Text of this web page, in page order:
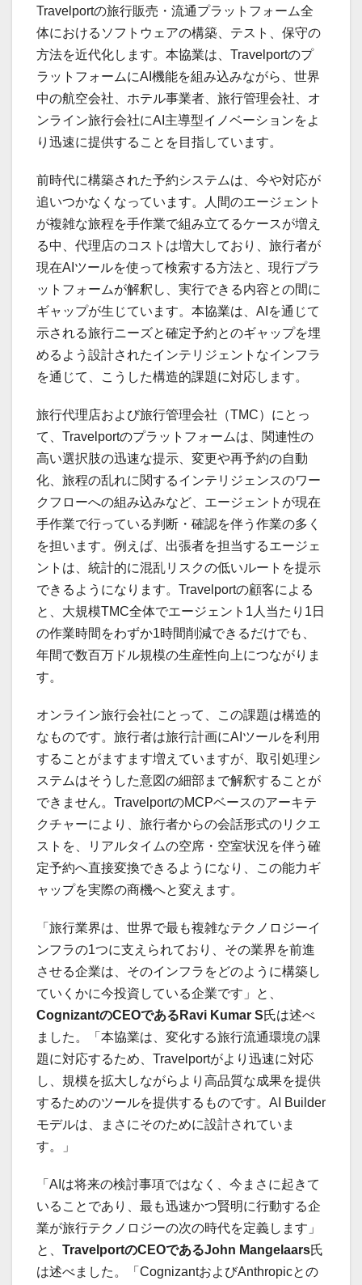
Travelportの旅行販売・流通プラットフォーム全
体におけるソフトウェアの構築、テスト、保守の
方法を近代化します。本協業は、Travelportのプ
ラットフォームにAI機能を組み込みながら、世界
中の航空会社、ホテル事業者、旅行管理会社、オ
ンライン旅行会社にAI主導型イノベーションをよ
り迅速に提供することを目指しています。
前時代に構築された予約システムは、今や対応が
追いつかなくなっています。人間のエージェント
が複雑な旅程を手作業で組み立てるケースが増え
る中、代理店のコストは増大しており、旅行者が
現在AIツールを使って検索する方法と、現行プラ
ットフォームが解釈し、実行できる内容との間に
ギャップが生じています。本協業は、AIを通じて
示される旅行ニーズと確定予約とのギャップを埋
めるよう設計されたインテリジェントなインフラ
を通じて、こうした構造的課題に対応します。
旅行代理店および旅行管理会社（TMC）にとっ
て、Travelportのプラットフォームは、関連性の
高い選択肢の迅速な提示、変更や再予約の自動
化、旅程の乱れに関するインテリジェンスのワー
クフローへの組み込みなど、エージェントが現在
手作業で行っている判断・確認を伴う作業の多く
を担います。例えば、出張者を担当するエージェ
ントは、統計的に混乱リスクの低いルートを提示
できるようになります。Travelportの顧客による
と、大規模TMC全体でエージェント1人当たり1日
の作業時間をわずか1時間削減できるだけでも、
年間で数百万ドル規模の生産性向上につながりま
す。
オンライン旅行会社にとって、この課題は構造的
なものです。旅行者は旅行計画にAIツールを利用
することがますます増えていますが、取引処理シ
ステムはそうした意図の細部まで解釈することが
できません。TravelportのMCPベースのアーキテ
クチャーにより、旅行者からの会話形式のリクエ
ストを、リアルタイムの空席・空室状況を伴う確
定予約へ直接変換できるようになり、この能力ギ
ャップを実際の商機へと変えます。
「旅行業界は、世界で最も複雑なテクノロジーイ
ンフラの1つに支えられており、その業界を前進
させる企業は、そのインフラをどのように構築し
ていくかに今投資している企業です」と、
CognizantのCEOであるRavi Kumar S氏は述べ
ました。「本協業は、変化する旅行流通環境の課
題に対応するため、Travelportがより迅速に対応
し、規模を拡大しながらより高品質な成果を提供
するためのツールを提供するものです。AI Builder
モデルは、まさにそのために設計されていま
す。」
「AIは将来の検討事項ではなく、今まさに起きて
いることであり、最も迅速かつ賢明に行動する企
業が旅行テクノロジーの次の時代を定義します」
と、 TravelportのCEOであるJohn Mangelaars氏
は述べました。「CognizantおよびAnthropicとの